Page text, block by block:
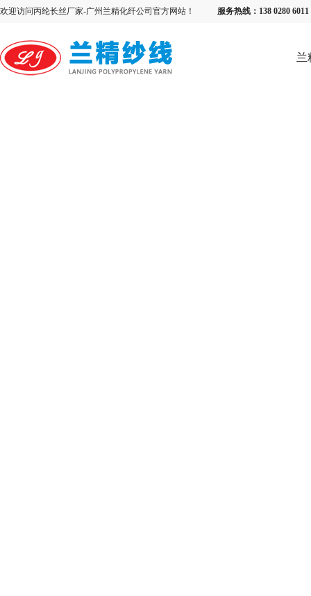
欢迎访问丙纶长丝厂家-广州兰精化纤公司官方网站！ 服务热线：138 0280
兰